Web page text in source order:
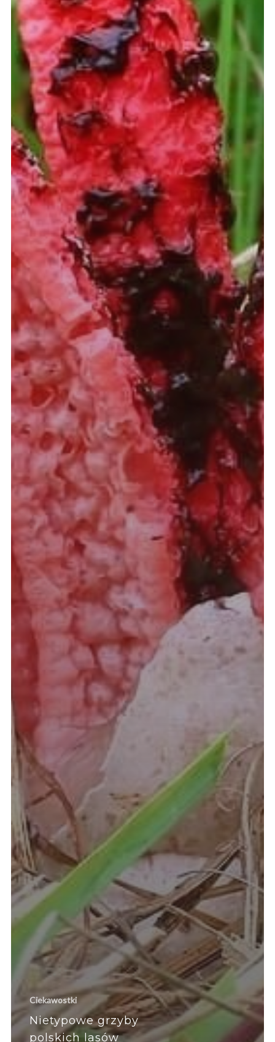
Ciekawostki
Nietypowe grzyby
polskich lasów